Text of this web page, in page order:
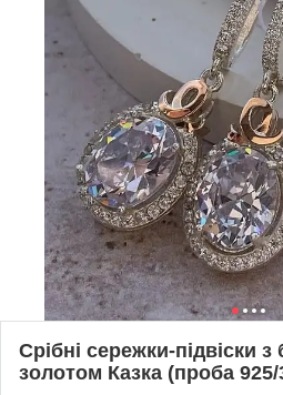
Срібні сережки-підвіски
золотом Казка (проба 925/